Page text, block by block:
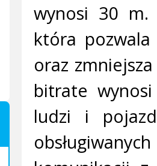
wynosi 30 m.
która
oraz
bitrate
ludzi i